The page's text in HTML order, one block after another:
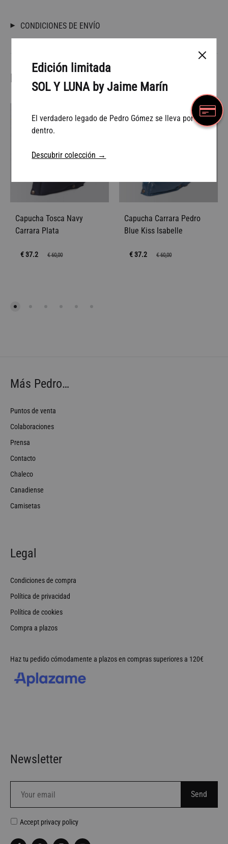
CONDICIONES DE ENVÍO
Productos relacionados
38%
Capucha Tosca Navy
Carrara Plata
€ 37.2 €60,00
38%
Capucha Carrara Pedro
Blue Kiss Isabelle
€ 37.2 €60,00
Más Pedro…
Puntos de venta
Colaboraciones
Prensa
Contacto
Chaleco
Canadiense
Camisetas
Legal
Condiciones de compra
Política de privacidad
Política de cookies
Compra a plazos
Haz tu pedido cómodamente a plazos en compras superiores a 120€
Newsletter
Accept privacy policy
Edición limitada
SOL Y LUNA by Jaime Marín
El verdadero legado de Pedro Gómez se lleva por
dentro.
Descubrir colección →